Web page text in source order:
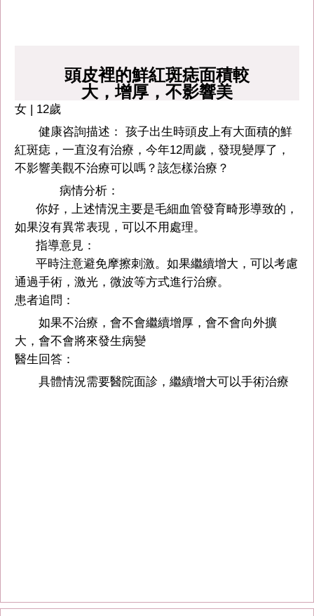
頭皮裡的鮮紅斑痣面積較
大，增厚，不影響美
女 | 12歲
健康咨詢描述： 孩子出生時頭皮上有大面積的鮮
紅斑痣，一直沒有治療，今年12周歲，發現變厚了，
不影響美觀不治療可以嗎？該怎樣治療？
病情分析：
你好，上述情況主要是毛細血管發育畸形導致的，
如果沒有異常表現，可以不用處理。
指導意見：
平時注意避免摩擦刺激。如果繼續增大，可以考慮
通過手術，激光，微波等方式進行治療。
患者追問：
如果不治療，會不會繼續增厚，會不會向外擴
大，會不會將來發生病變
醫生回答：
具體情況需要醫院面診，繼續增大可以手術治療